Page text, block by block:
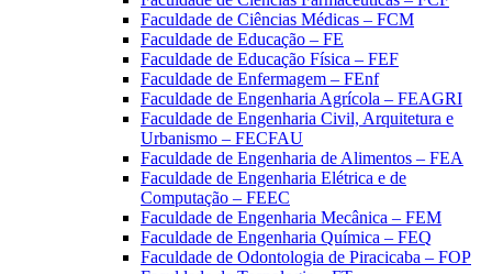
Faculdade de Ciências Médicas – FCM
Faculdade de Educação – FE
Faculdade de Educação Física – FEF
Faculdade de Enfermagem – FEnf
Faculdade de Engenharia Agrícola – FEAGRI
Faculdade de Engenharia Civil, Arquitetura e
Urbanismo – FECFAU
Faculdade de Engenharia de Alimentos – FEA
Faculdade de Engenharia Elétrica e de
Computação – FEEC
Faculdade de Engenharia Mecânica – FEM
Faculdade de Engenharia Química – FEQ
Faculdade de Odontologia de Piracicaba – FOP